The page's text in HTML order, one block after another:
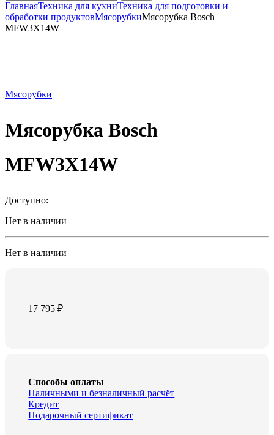
ГлавнаяТехника для кухниТехника для подготовки и
обработки продуктовМясорубкиМясорубка Bosch
MFW3X14W
Мясорубки
Мясорубка Bosch
MFW3X14W
Доступно:
Нет в наличии
Нет в наличии
17 795₽
Способы оплаты
Наличными и безналичный расчёт
Кредит
Подарочный сертификат